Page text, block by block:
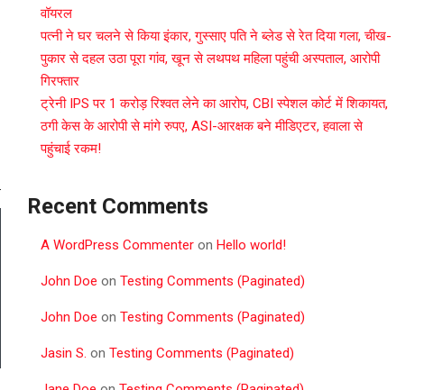
वॉयरल
पत्नी ने घर चलने से किया इंकार, गुस्साए पति ने ब्लेड से रेत दिया गला, चीख-
पुकार से दहल उठा पूरा गांव, खून से लथपथ महिला पहुंची अस्पताल, आरोपी
गिरफ्तार
ट्रेनी IPS पर 1 करोड़ रिश्वत लेने का आरोप, CBI स्पेशल कोर्ट में शिकायत,
ठगी केस के आरोपी से मांगे रुपए, ASI-आरक्षक बने मीडिएटर, हवाला से
पहुंचाई रकम!
Recent Comments
A WordPress Commenter on Hello world!
John Doe on Testing Comments (Paginated)
John Doe on Testing Comments (Paginated)
Jasin S. on Testing Comments (Paginated)